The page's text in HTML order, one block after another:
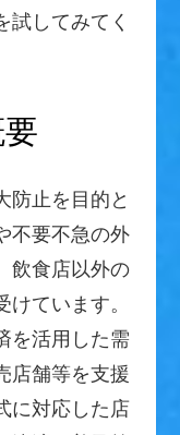
試してみてく
防止を目的と
不要不急の外
飲食店以外の
ています。
を活用した需
店舗等を支援
に対応した店